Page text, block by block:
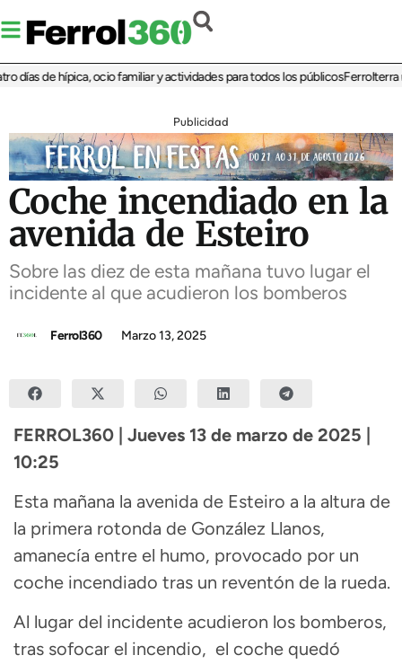
de hípica, ocio familiar y actividades para todos los públicosFerrolterra
Publicidad
Coche incendiado en la
avenida de Esteiro
Sobre las diez de esta mañana tuvo lugar el
incidente al que acudieron los bomberos
Ferrol360 Marzo 13, 2025
FERROL360 | Jueves 13 de marzo de 2025 |
10:25
Esta mañana la avenida de Esteiro a la altura de
la primera rotonda de González Llanos,
amanecía entre el humo, provocado por un
coche incendiado tras un reventón de la rueda.
Al lugar del incidente acudieron los bomberos,
tras sofocar el incendio, el coche quedó